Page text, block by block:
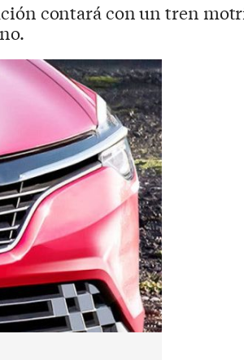
contará con un tren